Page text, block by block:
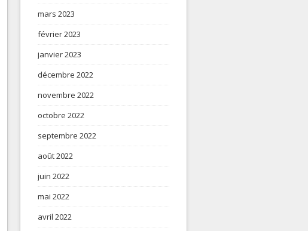
mars 2023
février 2023
janvier 2023
décembre 2022
novembre 2022
octobre 2022
septembre 2022
août 2022
juin 2022
mai 2022
avril 2022